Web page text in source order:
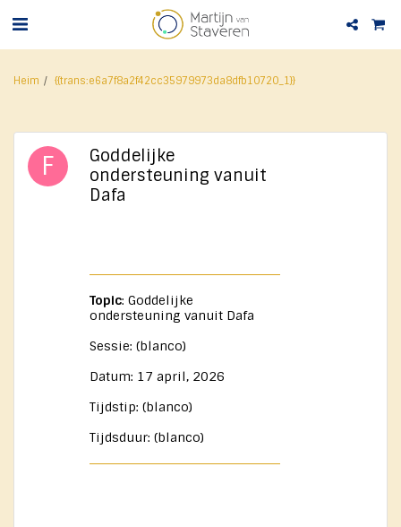
Heim {{trans:e6a7f8a2f42cc35979973da8dfb10720_1}}
Goddelijke
ondersteuning vanuit
Dafa
Topic: Goddelijke
ondersteuning vanuit Dafa
Sessie: ​(blanco)
Datum: 17 april, 2026
Tijdstip: (blanco)
Tijdsduur: (blanco)